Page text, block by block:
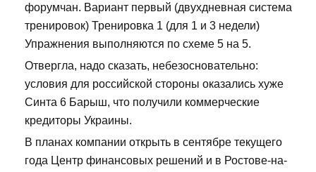
форумчан. Вариант первый (двухдневная система
тренировок) Тренировка 1 (для 1 и 3 недели)
Упражнения выполняются по схеме 5 на 5.
Отвергла, надо сказать, небезосновательно:
условия для российской стороны оказались хуже
Синта 6 Барыш, что получили коммерческие
кредиторы Украины.
В планах компании открыть в сентябре текущего
года Центр финансовых решений и в Ростове-на-